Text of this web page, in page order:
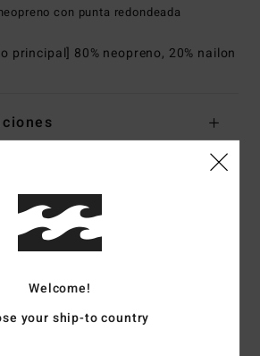
con punta redondeada
principal] 80% neopreno, 20% nailon
clientes
5.0/5
Welcome!
your ship-to country